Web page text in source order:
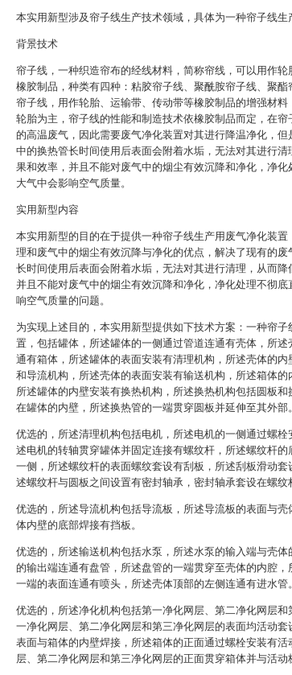
本实用新型涉及帘子线生产技术领域，具体为一种帘子线生
背景技术
帘子线，一种织造帘布的经线材料，简称帘线，可以用作
橡胶制品，种类有四种：粘胶帘子线、聚酰胺帘子线、聚
帘子线，用作轮胎、运输带、传动带等橡胶制品的增强材
轮胎为主，帘子线的性能和制造技术依橡胶制品而定，在
的高温废气，因此需要废气净化装置对其进行降温净化，
中的换热管长时间使用后表面会附着水垢，无法对其进行清
果和效率，并且不能对废气中的烟尘有效沉降和净化，净化
大气中会影响空气质量。
实用新型内容
本实用新型的目的在于提供一种帘子线生产用废气净化装
理和废气中的烟尘有效沉降与净化的优点，解决了现有的
长时间使用后表面会附着水垢，无法对其进行清理，从而降
并且不能对废气中的烟尘有效沉降和净化，净化处理不彻底
响空气质量的问题。
为实现上述目的，本实用新型提供如下技术方案：一种帘子
置，包括罐体，所述罐体的一侧通过管道连通有壳体，所
通有箱体，所述罐体的表面安装有清理机构，所述壳体的
和导流机构，所述壳体的表面安装有输送机构，所述箱体的
所述罐体的内壁安装有换热机构，所述换热机构包括圆板
在罐体的内壁，所述换热管的一端贯穿圆板并延伸至其外部。
优选的，所述清理机构包括电机，所述电机的一侧通过螺
述电机的转轴贯穿罐体并固定连接有螺纹杆，所述螺纹杆的
一侧，所述螺纹杆的表面螺纹套设有刮板，所述刮板滑动
述螺纹杆与圆板之间设置有密封轴承，密封轴承套设在螺纹
优选的，所述导流机构包括导流板，所述导流板的表面与
体内壁的底部焊接有挡板。
优选的，所述输送机构包括水泵，所述水泵的输入端与壳体
的输出端连通有盘管，所述盘管的一端贯穿至壳体的内腔
一端的表面连通有喷头，所述壳体顶部的左侧连通有进水管。
优选的，所述净化机构包括第一净化网层、第二净化网层
一净化网层、第二净化网层和第三净化网层的表面均活动套
表面与箱体的内壁焊接，所述箱体的正面通过螺栓安装有活
层、第二净化网层和第三净化网层的正面贯穿箱体并与活动